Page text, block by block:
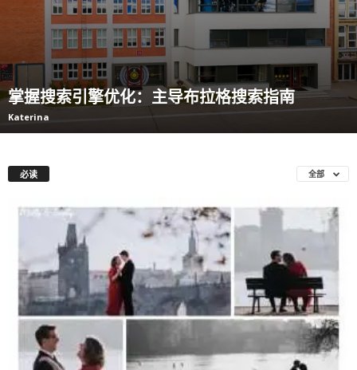
掌握搜索引擎优化：主导布拉格搜索指南
Katerina
必读 全部